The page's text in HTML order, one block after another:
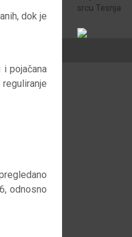
dok je
pojačana
odnosno